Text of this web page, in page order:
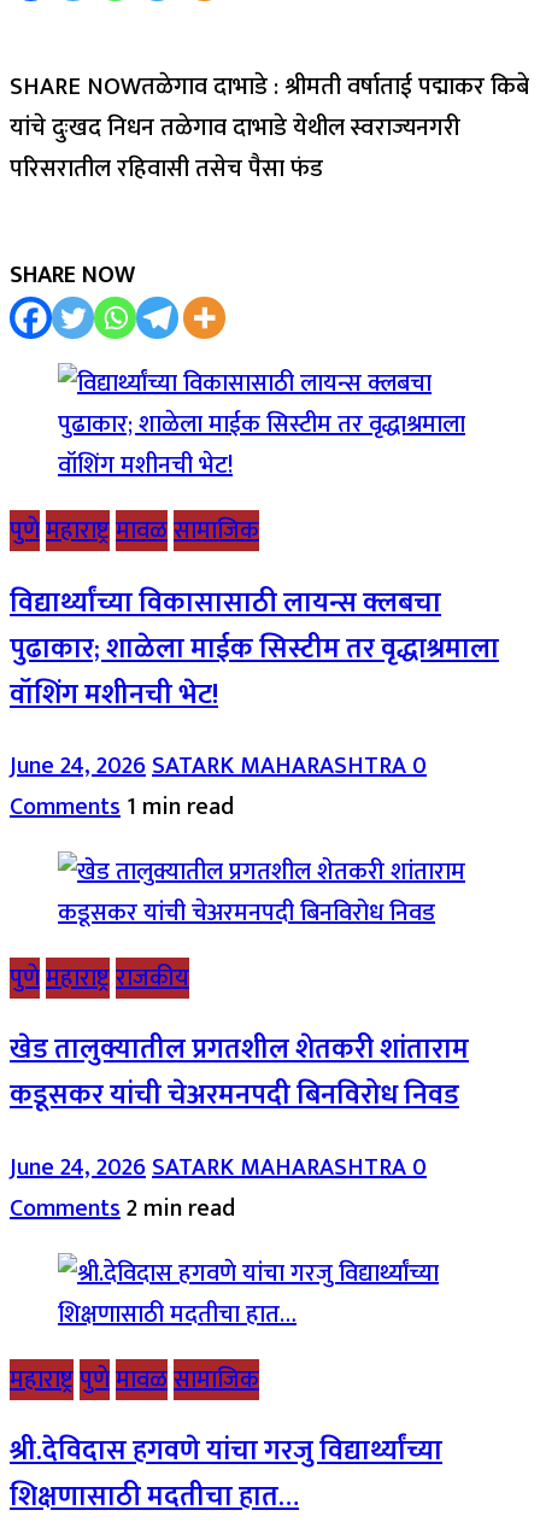
SHARE NOWतळेगाव दाभाडे : श्रीमती वर्षाताई पद्माकर किबे
यांचे दुःखद निधन तळेगाव दाभाडे येथील स्वराज्यनगरी
परिसरातील रहिवासी तसेच पैसा फंड
SHARE NOW
पुणेमहाराष्ट्रमावळसामाजिक
विद्यार्थ्यांच्या विकासासाठी लायन्स क्लबचा
पुढाकार; शाळेला माईक सिस्टीम तर वृद्धाश्रमाला
वॉशिंग मशीनची भेट!
June 24, 2026SATARK MAHARASHTRA0
Comments1 min read
पुणेमहाराष्ट्रराजकीय
खेड तालुक्यातील प्रगतशील शेतकरी शांताराम
कडूसकर यांची चेअरमनपदी बिनविरोध निवड
June 24, 2026SATARK MAHARASHTRA0
Comments2 min read
महाराष्ट्रपुणेमावळसामाजिक
श्री.देविदास हगवणे यांचा गरजु विद्यार्थ्यांच्या
शिक्षणासाठी मदतीचा हात…